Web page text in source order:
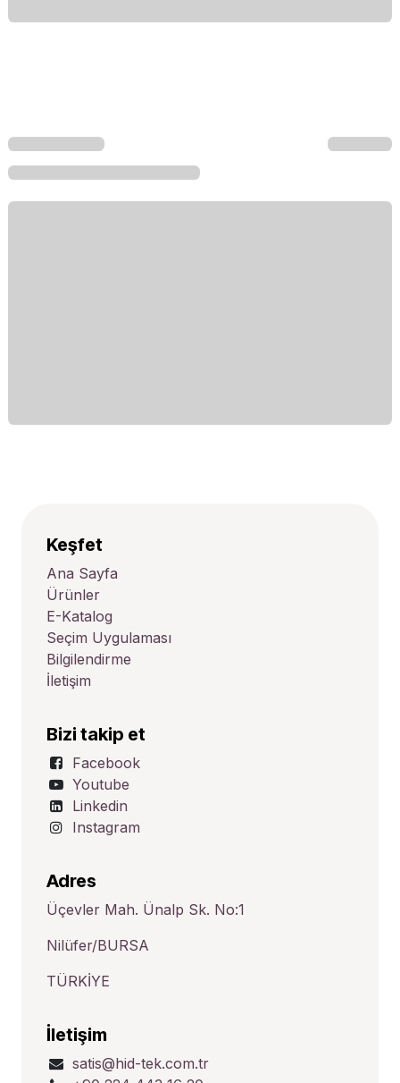
Keşfet
Ana Sayfa
Ürünler
E-Katalog
Seçim Uygulaması
Bilgilendirme
İletişim
Bizi takip et
Facebook
Youtube
Linkedin
Instagram
Adres
Üçevler Mah. Ünalp Sk. No:1
Nilüfer/BURSA
TÜRKİYE
İletişim
satis@hid-tek.com.tr